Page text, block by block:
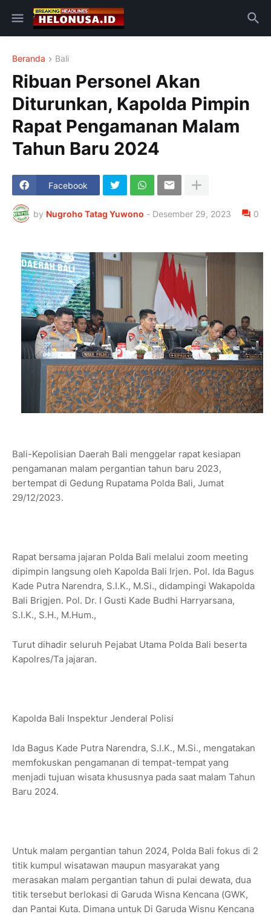
Beranda Bali
Ribuan Personel Akan
Diturunkan, Kapolda Pimpin
Rapat Pengamanan Malam
Tahun Baru 2024
Facebook
by Nugroho Tatag Yuwono - Desember 29, 2023 0
Bali-Kepolisian Daerah Bali menggelar rapat kesiapan
pengamanan malam pergantian tahun baru 2023,
bertempat di Gedung Rupatama Polda Bali, Jumat
29/12/2023.
Rapat bersama jajaran Polda Bali melalui zoom meeting
dipimpin langsung oleh Kapolda Bali Irjen. Pol. Ida Bagus
Kade Putra Narendra, S.I.K., M.Si., didampingi Wakapolda
Bali Brigjen. Pol. Dr. I Gusti Kade Budhi Harryarsana,
S.I.K., S.H., M.Hum.,
Turut dihadir seluruh Pejabat Utama Polda Bali beserta
Kapolres/Ta jajaran.
Kapolda Bali Inspektur Jenderal Polisi
Ida Bagus Kade Putra Narendra, S.I.K., M.Si., mengatakan
memfokuskan pengamanan di tempat-tempat yang
menjadi tujuan wisata khususnya pada saat malam Tahun
Baru 2024.
Untuk malam pergantian tahun 2024, Polda Bali fokus di 2
titik kumpul wisatawan maupun masyarakat yang
merasakan malam pergantian tahun di pulai dewata, dua
titik tersebut berlokasi di Garuda Wisna Kencana (GWK,
dan Pantai Kuta. Dimana untuk Di Garuda Wisnu Kencana